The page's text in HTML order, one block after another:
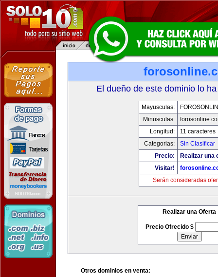
El dueño de este dominio lo
Mayusculas:
Minusculas:
Longitud:
11 caracteres
Categorias:
Sin Clasificar
Precio:
Realizar una
Visitar!
Serán consideradas
Realizar una Oferta
Precio Ofrecido $
Otros dominios en venta: